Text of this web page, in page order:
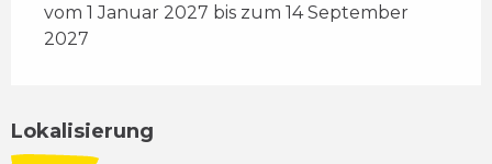
vom 1 Januar 2027 bis zum 14 September
2027
Lokalisierung